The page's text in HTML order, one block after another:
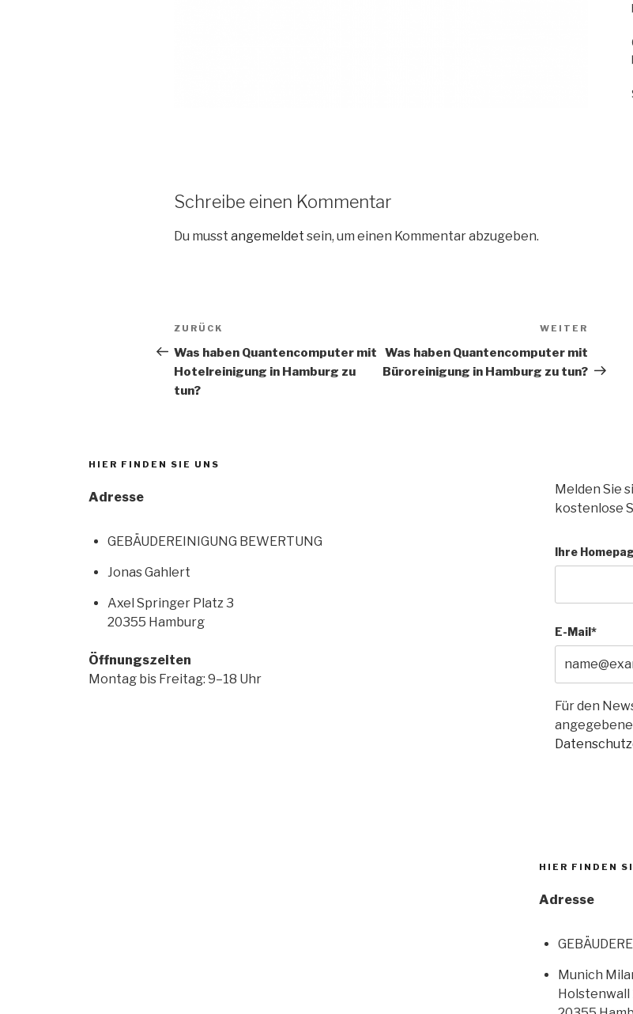
Schreibe einen Kommentar
Du musst angemeldet sein, um einen Kommentar abzugeben.
ZURÜCK
Was haben Quantencomputer mit
Hotelreinigung in Hamburg zu
tun?
WEITER
Was haben Quantencomputer mit
Büroreinigung in Hamburg zu tun?
HIER FINDEN SIE UNS
Adresse
GEBÄUDEREINIGUNG BEWERTUNG
Jonas Gahlert
Axel Springer Platz 3
20355 Hamburg
Öffnungszeiten
Montag bis Freitag: 9–18 Uhr
Melden Sie
kostenlose
Ihre
E-Mail*
Für den
HIER FINDEN
Adresse
Munich
Holstenwall